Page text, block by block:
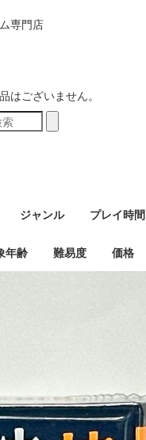
専門店
はございません。
ジャンル プレイ時間
年齢 難易度 価格